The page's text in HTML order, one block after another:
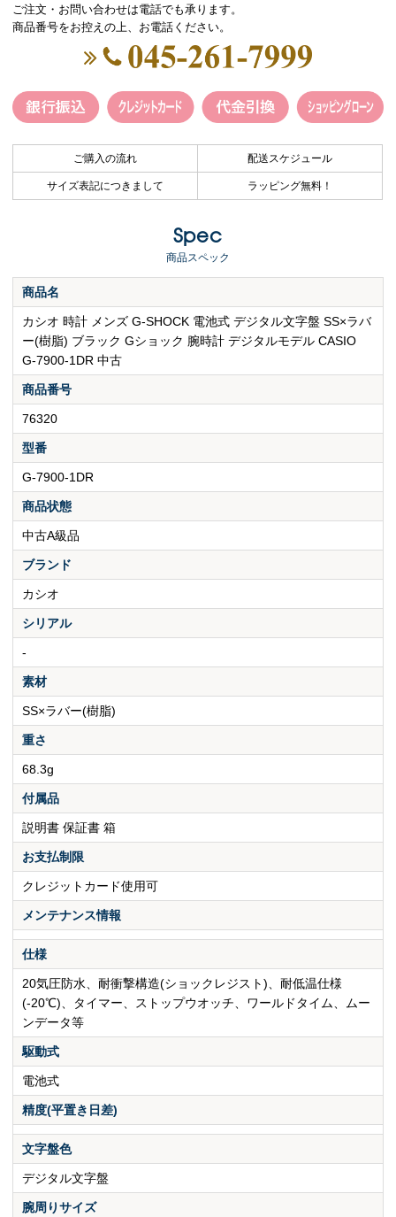
ご注文・お問い合わせは電話でも承ります。
商品番号をお控えの上、お電話ください。
ご購入の流れ 配送スケジュール
サイズ表記につきまして ラッピング無料！
Spec
商品スペック
商品名
カシオ 時計 メンズ G-SHOCK 電池式 デジタル文字盤 SS×ラバ
ー(樹脂) ブラック Gショック 腕時計 デジタルモデル CASIO
G-7900-1DR 中古
商品番号
76320
型番
G-7900-1DR
商品状態
中古A級品
ブランド
カシオ
シリアル
-
素材
SS×ラバー(樹脂)
重さ
68.3g
付属品
説明書 保証書 箱
お支払制限
クレジットカード使用可
メンテナンス情報
仕様
20気圧防水、耐衝撃構造(ショックレジスト)、耐低温仕様
(-20℃)、タイマー、ストップウオッチ、ワールドタイム、ムー
ンデータ等
駆動式
電池式
精度(平置き日差)
文字盤色
デジタル文字盤
腕周りサイズ